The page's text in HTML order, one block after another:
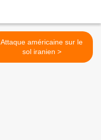
Attaque américaine sur le
sol iranien >